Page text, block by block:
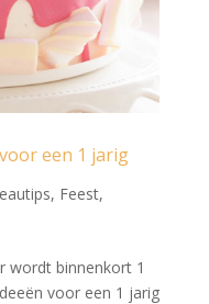
een 1 jarig
, Feest,
wordt binnenkort 1
voor een 1 jarig